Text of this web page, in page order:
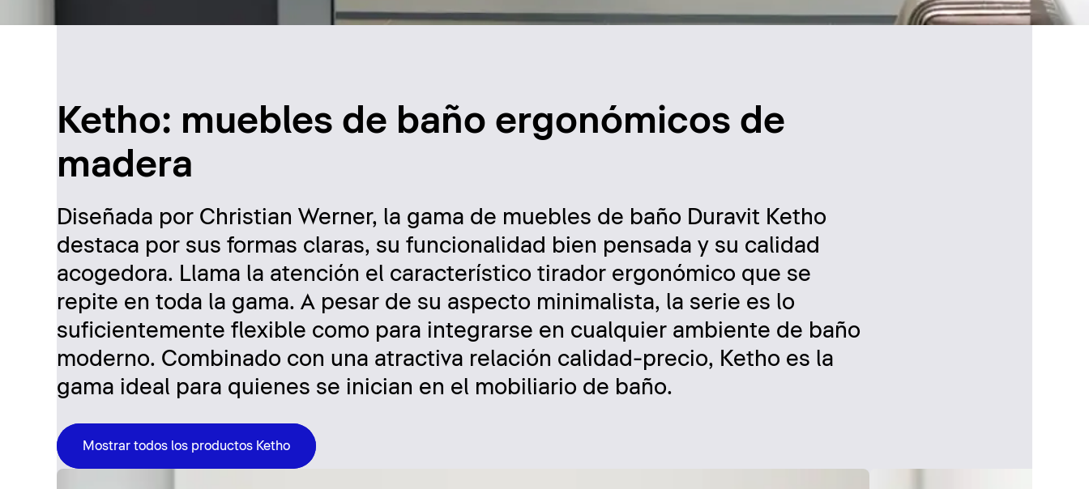
Ketho: muebles de baño ergonómicos de
madera
Diseñada por Christian Werner, la gama de muebles de baño Duravit Ketho
destaca por sus formas claras, su funcionalidad bien pensada y su calidad
acogedora. Llama la atención el característico tirador ergonómico que se
repite en toda la gama. A pesar de su aspecto minimalista, la serie es lo
suficientemente flexible como para integrarse en cualquier ambiente de baño
moderno. Combinado con una atractiva relación calidad-precio, Ketho es la
gama ideal para quienes se inician en el mobiliario de baño.
Mostrar todos los productos Ketho